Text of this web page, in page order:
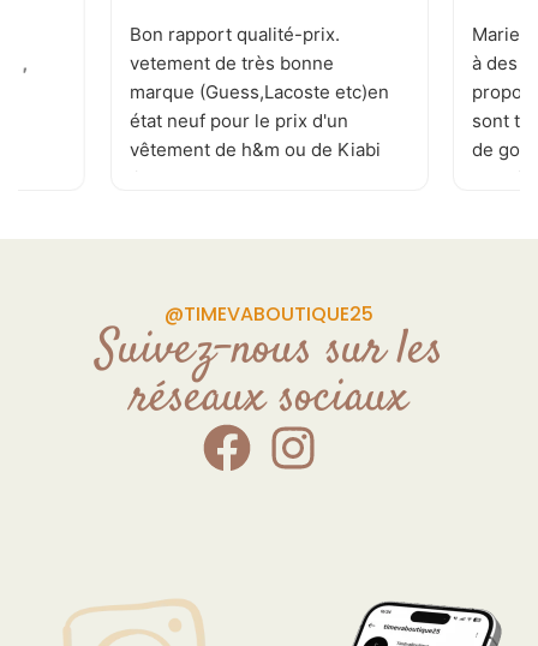
! ,
Bon rapport qualité-prix.
vetement de très bonne
marque (Guess,Lacoste etc)en
état neuf pour le prix d'un
vêtement de h&m ou de Kiabi
.je recommande . page
plusieurs fois par jour
souriante et a l'écoute de vos
demande Donc allé y sans
craintes
Marie-
à des
sont
de
@TIMEVABOUTIQUE25
Suivez-nous sur les
réseaux sociaux